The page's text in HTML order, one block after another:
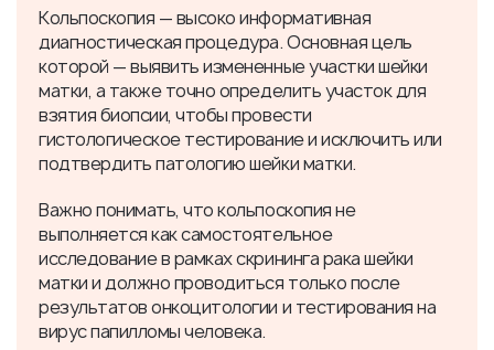
Кольпоскопия — высоко информативная
диагностическая процедура. Основная цель
которой — выявить измененные участки шейки
матки, а также точно определить участок для
взятия биопсии, чтобы провести
гистологическое тестирование и исключить или
подтвердить патологию шейки матки.
Важно понимать, что кольпоскопия не
выполняется как самостоятельное
исследование в рамках скрининга рака шейки
матки и должно проводиться только после
результатов онкоцитологии и тестирования на
вирус папилломы человека.